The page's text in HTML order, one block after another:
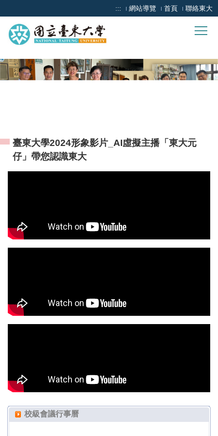
到
主
要
容
區
::: 網站導覽 首頁 聯絡東大
臺東大學2024形象影片_AI虛擬主播「東大元
仔」帶您認識東大
校級會議行事曆